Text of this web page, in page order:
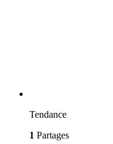
Tendance
1 Partages